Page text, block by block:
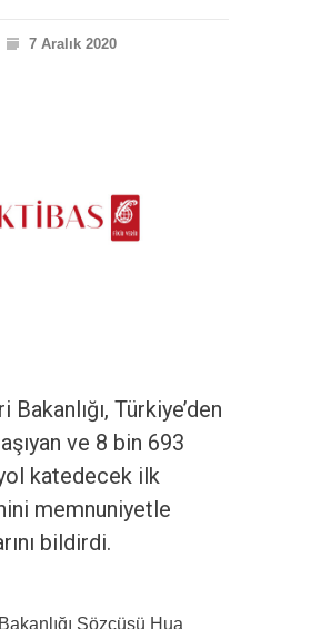
7 Aralık 2020
Bakanlığı, Türkiye’den
ve 8 bin 693
katedecek ilk
memnuniyetle
bildirdi.
Sözcüsü Hua